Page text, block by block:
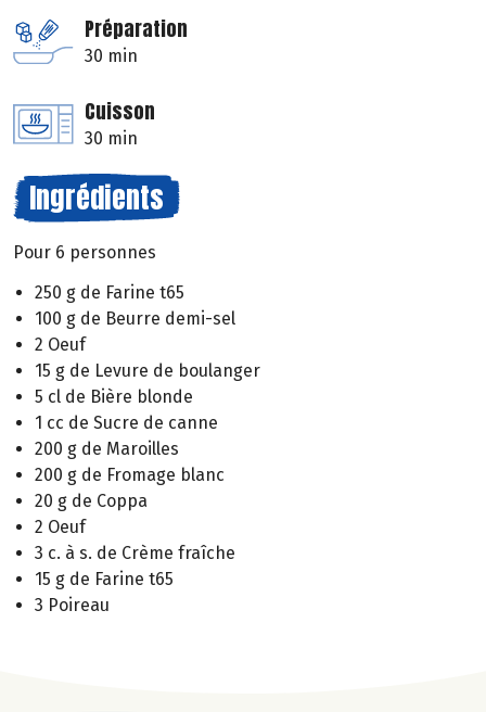
Préparation
30 min
Cuisson
30 min
Ingrédients
Pour 6 personnes
250 g de Farine t65
100 g de Beurre demi-sel
2 Oeuf
15 g de Levure de boulanger
5 cl de Bière blonde
1 cc de Sucre de canne
200 g de Maroilles
200 g de Fromage blanc
20 g de Coppa
2 Oeuf
3 c. à s. de Crème fraîche
15 g de Farine t65
3 Poireau